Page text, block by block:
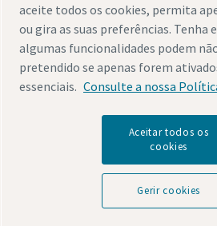
Legal & Privacy Notices Gerir cookies
Descubra como o Atlas Copco
tecnologia que transforma o
Visite o website do Atlas Copco
aceite todos os cookies, permita
ou gira as suas preferências. Tenha
algumas funcionalidades podem
pretendido se apenas forem
essenciais. Consulte a nossa
Aceitar todos os
cookies
Gerir cookies